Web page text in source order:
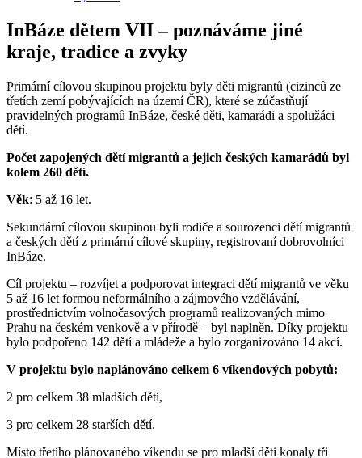
InBáze dětem VII – poznáváme jiné
kraje, tradice a zvyky
Primární cílovou skupinou projektu byly děti migrantů (cizinců ze
třetích zemí pobývajících na území ČR), které se zúčastňují
pravidelných programů InBáze, české děti, kamarádi a spolužáci
dětí.
Počet zapojených dětí migrantů a jejich českých kamarádů byl
kolem 260 dětí.
Věk: 5 až 16 let.
Sekundární cílovou skupinou byli rodiče a sourozenci dětí migrantů
a českých dětí z primární cílové skupiny, registrovaní dobrovolníci
InBáze.
Cíl projektu – rozvíjet a podporovat integraci dětí migrantů ve věku
5 až 16 let formou neformálního a zájmového vzdělávání,
prostřednictvím volnočasových programů realizovaných mimo
Prahu na českém venkově a v přírodě – byl naplněn. Díky projektu
bylo podpořeno 142 dětí a mládeže a bylo zorganizováno 14 akcí.
V projektu bylo naplánováno celkem 6 víkendových pobytů:
2 pro celkem 38 mladších dětí,
3 pro celkem 28 starších dětí.
Místo třetího plánovaného víkendu se pro mladší děti konaly tři